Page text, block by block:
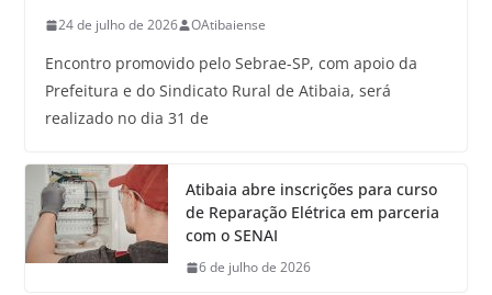
24 de julho de 2026 OAtibaiense
Encontro promovido pelo Sebrae-SP, com apoio da
Prefeitura e do Sindicato Rural de Atibaia, será
realizado no dia 31 de
Atibaia abre inscrições para curso
de Reparação Elétrica em parceria
com o SENAI
6 de julho de 2026